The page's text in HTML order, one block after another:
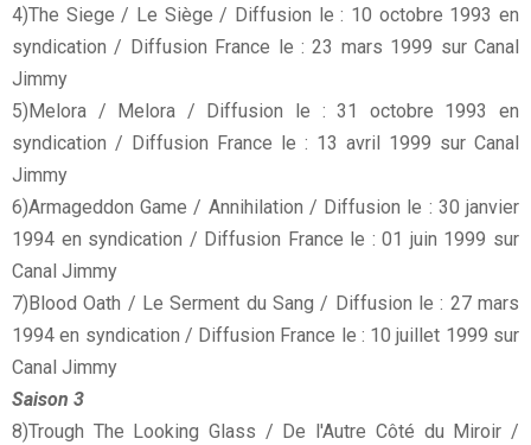
4)The Siege / Le Siège / Diffusion le : 10 octobre 1993 en
syndication / Diffusion France le : 23 mars 1999 sur Canal
Jimmy
5)Melora / Melora / Diffusion le : 31 octobre 1993 en
syndication / Diffusion France le : 13 avril 1999 sur Canal
Jimmy
6)Armageddon Game / Annihilation / Diffusion le : 30 janvier
1994 en syndication / Diffusion France le : 01 juin 1999 sur
Canal Jimmy
7)Blood Oath / Le Serment du Sang / Diffusion le : 27 mars
1994 en syndication / Diffusion France le : 10 juillet 1999 sur
Canal Jimmy
Saison 3
8)Trough The Looking Glass / De l'Autre Côté du Miroir /